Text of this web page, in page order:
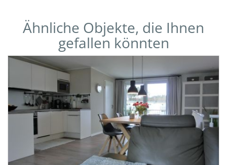
Ähnliche Objekte, die Ihnen
gefallen könnten